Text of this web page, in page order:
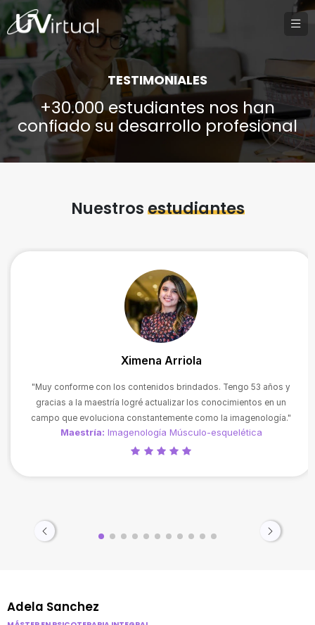
TESTIMONIALES
+30.000 estudiantes nos han
confiado su desarrollo profesional
Nuestrosestudiantes
Ximena Arriola
"Muy conforme con los contenidos brindados. Tengo 53 años y
gracias a la maestría logré actualizar los conocimientos en un
campo que evoluciona constantemente como la imagenología."
Maestría: Imagenología Músculo-esquelética
Adela Sanchez